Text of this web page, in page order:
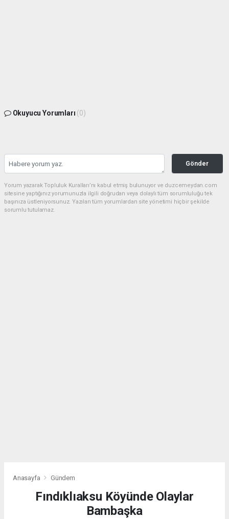
Okuyucu Yorumları (0)
Gönder
Yorum yazarak Topluluk Kuralları’nı kabul etmiş bulunuyor ve duzcemeydan.com
sitesine yaptığınız yorumunuzla ilgili doğrudan veya dolaylı tüm sorumluluğu tek
başınıza üstleniyorsunuz. Yazılan tüm yorumlardan site yönetimi hiçbir şekilde
sorumlu tutulamaz.
Anasayfa Gündem
Fındıklıaksu Köyünde Olaylar
Bambaşka